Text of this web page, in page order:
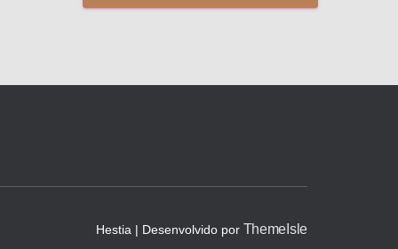
Hestia | Desenvolvido por ThemeIsle